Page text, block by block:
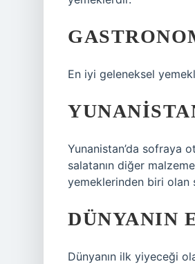
En iyi geleneksel
Yunanistan’da sofraya
salatanın diğer
yemeklerinden biri olan
DÜNYANIN
Dünyanın ilk yiyeceği